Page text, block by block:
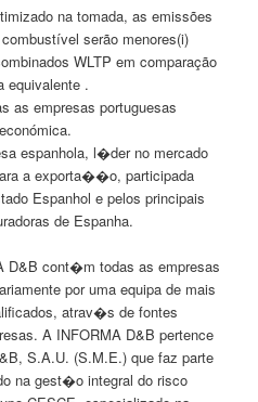
na tomada, as emissões
serão menores(i)
WLTP em comparação
equivalente .
as empresas portuguesas
espanhola, l�der no mercado
a exporta��o, participada
Espanhol e pelos principais
de Espanha.
D&B cont�m todas as empresas
por uma equipa de mais
atrav�s de fontes
A INFORMA D&B pertence
S.A.U. (S.M.E.) que faz parte
na gest�o integral do risco